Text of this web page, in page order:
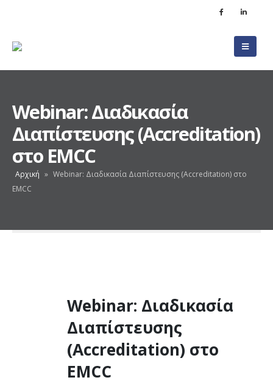
Webinar: Διαδικασία
Διαπίστευσης (Accreditation)
στο EMCC
Αρχική » Webinar: Διαδικασία Διαπίστευσης (Accreditation) στο
EMCC
Webinar: Διαδικασία
Διαπίστευσης
(Accreditation) στο
EMCC